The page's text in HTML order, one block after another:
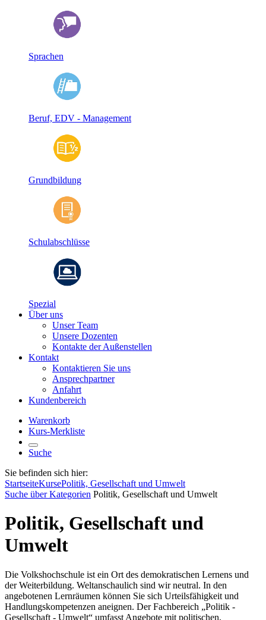
Sprachen
Beruf, EDV - Management
Grundbildung
Schulabschlüsse
Spezial
Über uns
Unser Team
Unsere Dozenten
Kontakte der Außenstellen
Kontakt
Kontaktieren Sie uns
Ansprechpartner
Anfahrt
Kundenbereich
Warenkorb
Kurs-Merkliste
Suche
Sie befinden sich hier:
StartseiteKursePolitik, Gesellschaft und Umwelt
Suche über Kategorien Politik, Gesellschaft und Umwelt
Politik, Gesellschaft und
Umwelt
Die Volkshochschule ist ein Ort des demokratischen Lernens und
der Weiterbildung. Weltanschaulich sind wir neutral. In den
angebotenen Lernräumen können Sie sich Urteilsfähigkeit und
Handlungskompetenzen aneignen. Der Fachbereich „Politik -
Gesellschaft - Umwelt“ umfasst Angebote mit politischen,